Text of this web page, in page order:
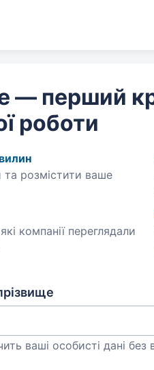
— перший
роботи
розмістити ваше
компанії переглядали
ваші особисті дані